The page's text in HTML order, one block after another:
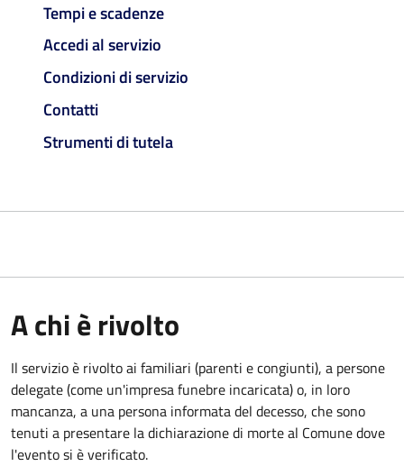
Tempi e scadenze
Accedi al servizio
Condizioni di servizio
Contatti
Strumenti di tutela
A chi è rivolto
Il servizio è rivolto ai familiari (parenti e congiunti), a persone
delegate (come un'impresa funebre incaricata) o, in loro
mancanza, a una persona informata del decesso, che sono
tenuti a presentare la dichiarazione di morte al Comune dove
l'evento si è verificato.